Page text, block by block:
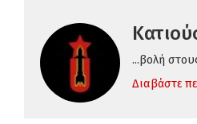
...βολή
Διαβάστε